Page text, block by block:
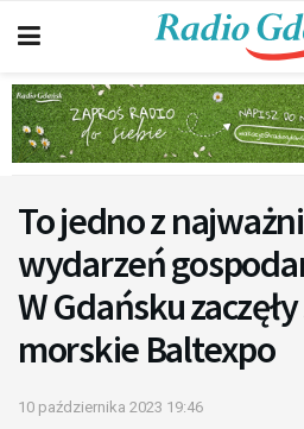
To jedno z
wydarzeń
W Gdańsku
morskie Baltexpo
10 października 2023 19:46